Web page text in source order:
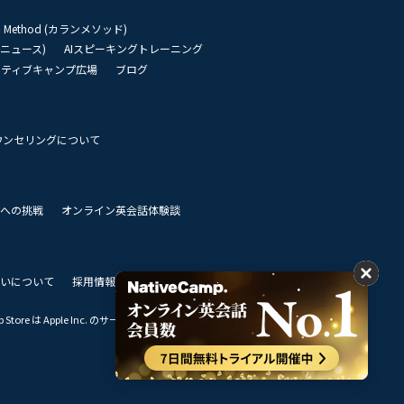
Method (カランメソッド)
ュース)
AIスピーキングトレーニング
ィブキャンプ広場
ブログ
ンセリングについて
の挑戦
オンライン英会話体験談
について 採用情報 私達のビジョン
は Apple Inc. のサービスマークです。